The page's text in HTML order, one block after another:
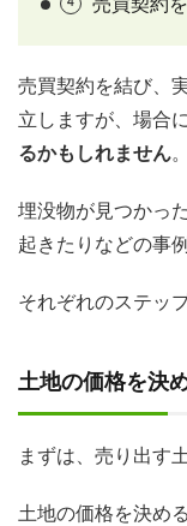
売買契約
売買契約を結び、
立しますが、場合
るかもしれません。
埋没物が見つかっ
起きたりなどの事
それぞれのステッ
土地の価格を決
まずは、売り出す
土地の価格を決め